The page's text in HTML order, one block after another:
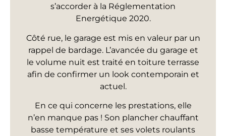
s’accorder à la Réglementation
Energétique 2020.
Côté rue, le garage est mis en valeur par un
rappel de bardage. L’avancée du garage et
le volume nuit est traité en toiture terrasse
afin de confirmer un look contemporain et
actuel.
En ce qui concerne les prestations, elle
n’en manque pas ! Son plancher chauffant
basse température et ses volets roulants